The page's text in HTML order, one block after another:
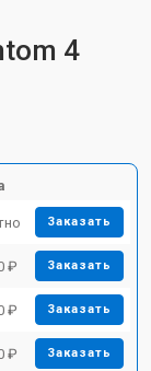
4
Заказать
₽ Заказать
₽ Заказать
₽ Заказать